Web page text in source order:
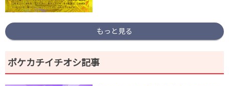
もっと見る
ポケカチイチオシ記事